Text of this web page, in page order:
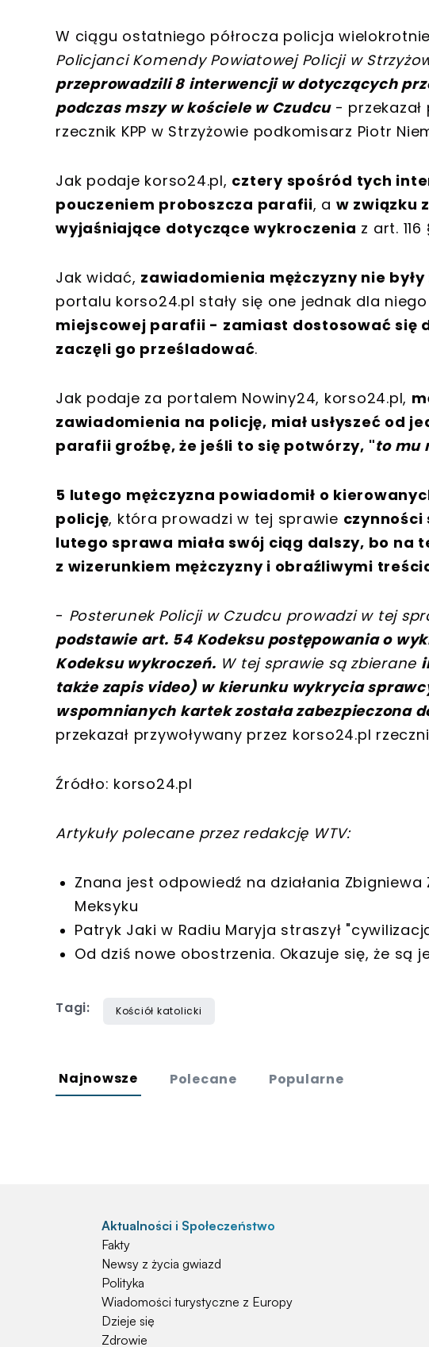
W ciągu ostatniego półrocza policja
Policjanci Komendy Powiatowej Policji w
przeprowadzili 8 interwencji w dotyczących
podczas mszy w kościele w Czudcu- przekazał
rzecznik KPP w Strzyżowie podkomisarz Piotr
Jak podaje korso24.pl, cztery spośród tych
pouczeniem proboszcza parafii, a w związku
wyjaśniające dotyczące wykroczenia z art.
Jak widać, zawiadomienia mężczyzny nie
portalu korso24.pl stały się one jednak dla
miejscowej parafii - zamiast dostosować się
zaczęli go prześladować.
Jak podaje za portalem Nowiny24, korso24.pl,
zawiadomienia na policję, miał usłyszeć od
parafii groźbę, że jeśli to się potwórzy, "to mu
5 lutego mężczyzna powiadomił o
policję, która prowadzi w tej sprawie
lutego sprawa miała swój ciąg dalszy, bo
z wizerunkiem mężczyzny i obraźliwymi
- Posterunek Policji w Czudcu prowadzi w tej
podstawie art. 54 Kodeksu postępowania o
Kodeksu wykroczeń. W tej sprawie są zbierane
także zapis video) w kierunku wykrycia
wspomnianych kartek została zabezpieczona
przekazał przywoływany przez korso24.pl
Źródło: korso24.pl
Artykuły polecane przez redakcję WTV:
Znana jest odpowiedź na działania
Meksyku
Patryk Jaki w Radiu Maryja straszył
Od dziś nowe obostrzenia. Okazuje się, że są
Tagi: Kościół katolicki
Najnowsze Polecane Popularne
Aktualności i Społeczeństwo
Fakty
Newsy z życia gwiazd
Polityka
Wiadomości turystyczne z Europy
Dzieje się
Zdrowie